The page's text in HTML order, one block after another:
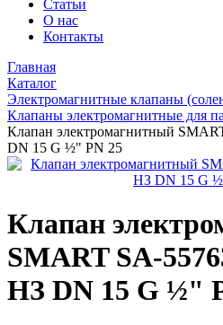
Статьи
О нас
Контакты
Главная
Каталог
Электромагнитные клапаны
Клапаны электромагнитные для
Клапан электромагнитный
DN 15 G ½" PN 25
Клапан
SMART SA-
НЗ DN 15 G ½"